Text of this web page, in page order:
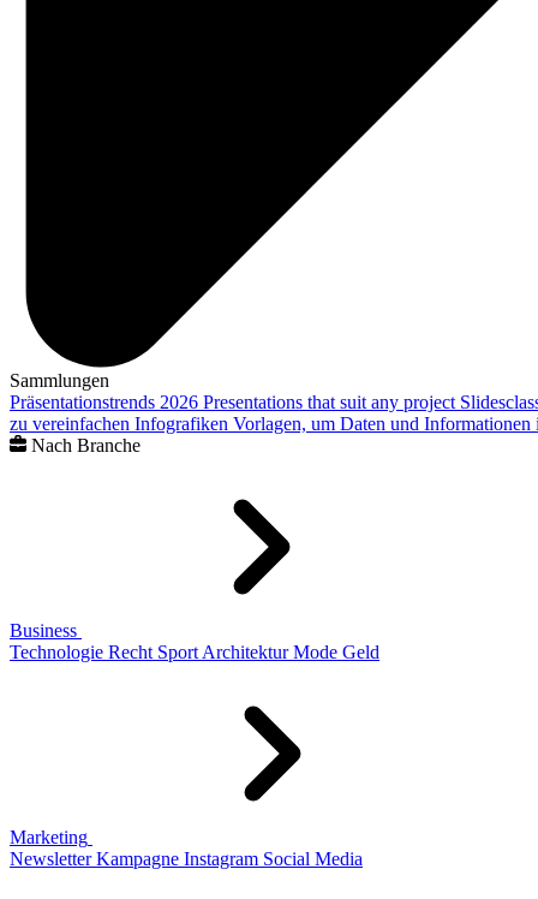
Sammlungen
Präsentationstrends 2026 Presentations that suit any project
zu vereinfachen Infografiken Vorlagen, um Daten und
Nach Branche
Business
Technologie Recht Sport Architektur Mode Geld
Marketing
Newsletter Kampagne Instagram Social Media